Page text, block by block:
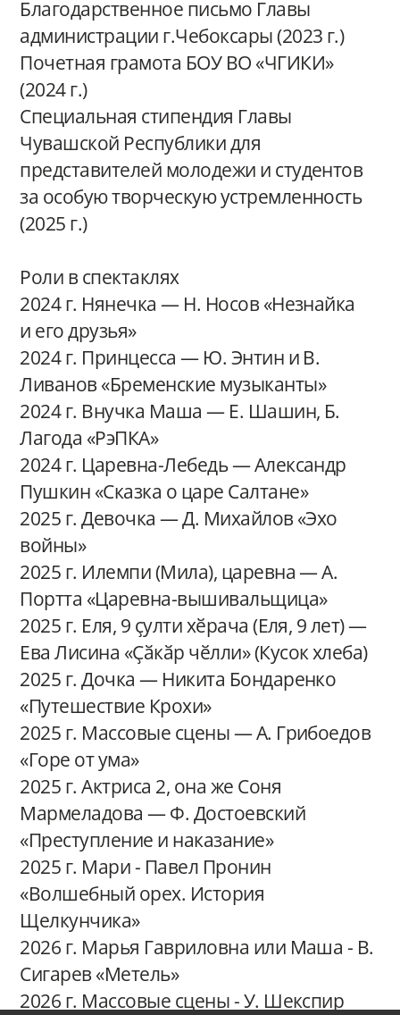
Благодарственное письмо Главы
администрации г.Чебоксары (2023 г.)
Почетная грамота БОУ ВО «ЧГИКИ»
(2024 г.)
Специальная стипендия Главы
Чувашской Республики для
представителей молодежи и студентов
за особую творческую устремленность
(2025 г.)
Роли в спектаклях
2024 г. Нянечка — Н. Носов «Незнайка
и его друзья»
2024 г. Принцесса — Ю. Энтин и В.
Ливанов «Бременские музыканты»
2024 г. Внучка Маша — Е. Шашин, Б.
Лагода «РэПКА»
2024 г. Царевна-Лебедь — Александр
Пушкин «Сказка о царе Салтане»
2025 г. Девочка — Д. Михайлов «Эхо
войны»
2025 г. Илемпи (Мила), царевна — А.
Портта «Царевна-вышивальщица»
2025 г. Еля, 9 ҫулти хӗрача (Еля, 9 лет) —
Ева Лисина «Ҫӑкӑр чӗлли» (Кусок хлеба)
2025 г. Дочка — Никита Бондаренко
«Путешествие Крохи»
2025 г. Массовые сцены — А. Грибоедов
«Горе от ума»
2025 г. Актриса 2, она же Соня
Мармеладова — Ф. Достоевский
«Преступление и наказание»
2025 г. Мари - Павел Пронин
«Волшебный орех. История
Щелкунчика»
2026 г. Марья Гавриловна или Маша - В.
Сигарев «Метель»
2026 г. Массовые сцены - У. Шекспир